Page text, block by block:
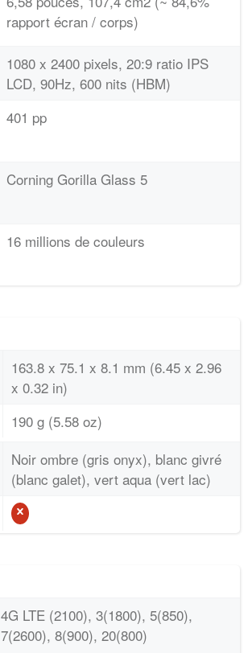
rapport écran / corps)
1080 x 2400 pixels, 20:9 ratio IPS
LCD, 90Hz, 600 nits (HBM)
401 pp
Corning Gorilla Glass 5
16 millions de couleurs
163.8 x 75.1 x 8.1 mm (6.45 x 2.96
x 0.32 in)
190 g (5.58 oz)
Noir ombre (gris onyx), blanc givré
(blanc galet), vert aqua (vert lac)
4G LTE (2100), 3(1800), 5(850),
7(2600), 8(900), 20(800)